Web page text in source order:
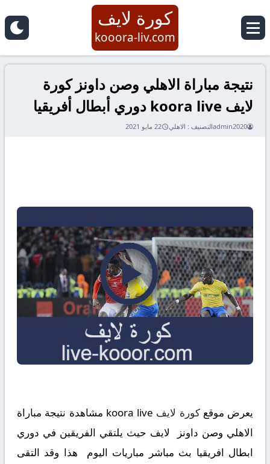
كورة لايف
kooora-liv.com
نتيجة مباراة الاهلي وصن داونز كورة
لايف koora live دوري أبطال أفريقيا
admin2020التصنيف : الاهلي 22 مايو 2021
يعرض موقعكورة لايف
koora live مشاهدة نتيجة مباراة
الاهلي وصن داونز لايف حيث يلتقي الفريقين في دوري
ابطال افريقيا بث مباشر مباريات اليوم هذا وقد التقى